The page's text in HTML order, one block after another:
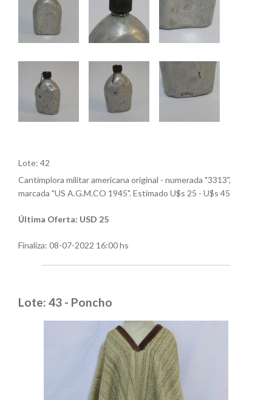
Lote: 42
Cantimplora militar americana original - numerada "3313",
marcada "US A.G.M.CO 1945". Estimado U$s 25 - U$s 45
Última Oferta: USD 25
Finaliza: 08-07-2022 16:00 hs
Lote: 43 - Poncho